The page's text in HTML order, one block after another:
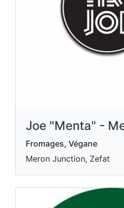
Joe "Menta" -
Fromages, Végane
Meron Junction, Zefat